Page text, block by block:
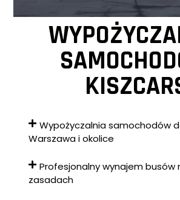
Wypożyczalnia samochodów
Warszawa i okolice
Profesjonalny wynajem busów
zasadach